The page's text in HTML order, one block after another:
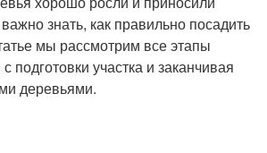
Плодовое дерево
знать, как правильно посадить
мы рассмотрим все этапы
подготовки участка и заканчивая
деревьями.